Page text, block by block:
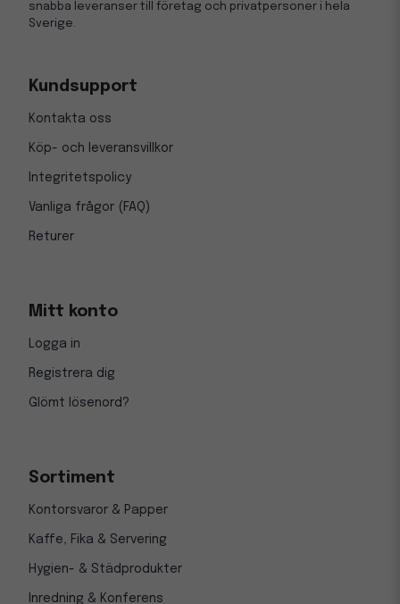
snabba leveranser till företag och privatpersoner i hela
Sverige.
Kundsupport
Kontakta oss
Köp- och leveransvillkor
Integritetspolicy
Vanliga frågor (FAQ)
Returer
Mitt konto
Logga in
Registrera dig
Glömt lösenord?
Sortiment
Kontorsvaror & Papper
Kaffe, Fika & Servering
Hygien- & Städprodukter
Inredning & Konferens